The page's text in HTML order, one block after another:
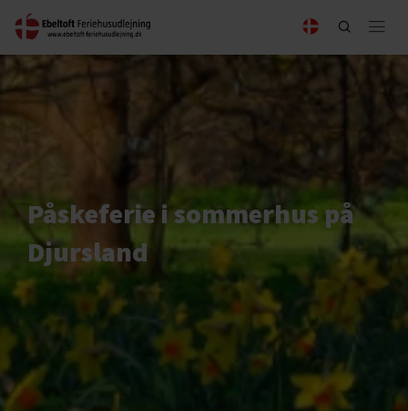
Påskeferie i sommerhus på
Djursland